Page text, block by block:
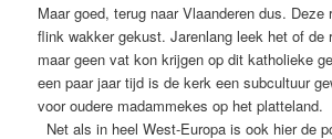
Maar goed, terug naar Vlaanderen dus.
flink wakker gekust. Jarenlang leek het of de
maar geen vat kon krijgen op dit katholieke
een paar jaar tijd is de kerk een subcultuur
voor oudere madammekes op het platteland.
Net als in heel West-Europa is ook hier de